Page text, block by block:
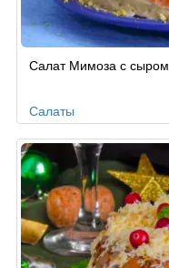
Салат Мимоза с сыром
Салаты